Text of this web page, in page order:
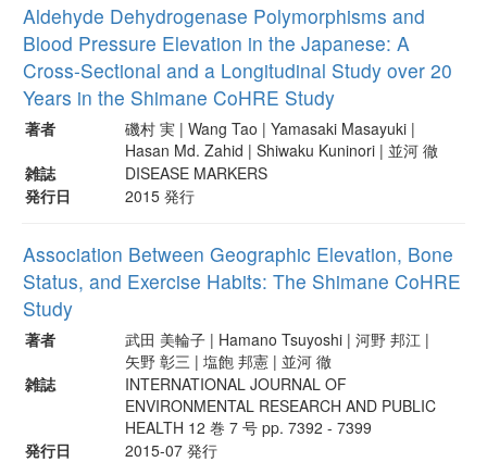
Aldehyde Dehydrogenase Polymorphisms and
Blood Pressure Elevation in the Japanese: A
Cross-Sectional and a Longitudinal Study over 20
Years in the Shimane CoHRE Study
著者
磯村 実 | Wang Tao | Yamasaki Masayuki |
Hasan Md. Zahid | Shiwaku Kuninori | 並河 徹
雑誌
DISEASE MARKERS
発行日
2015 発行
Association Between Geographic Elevation, Bone
Status, and Exercise Habits: The Shimane CoHRE
Study
著者
武田 美輪子 | Hamano Tsuyoshi | 河野 邦江 |
矢野 彰三 | 塩飽 邦憲 | 並河 徹
雑誌
INTERNATIONAL JOURNAL OF
ENVIRONMENTAL RESEARCH AND PUBLIC
HEALTH 12 巻 7 号 pp. 7392 - 7399
発行日
2015-07 発行